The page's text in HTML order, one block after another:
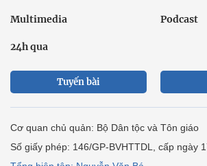
Multimedia Podcast
24h qua
Tuyến bài
Cơ quan chủ quản: Bộ Dân tộc và Tôn giáo
Số giấy phép: 146/GP-BVHTTDL, cấp ngày